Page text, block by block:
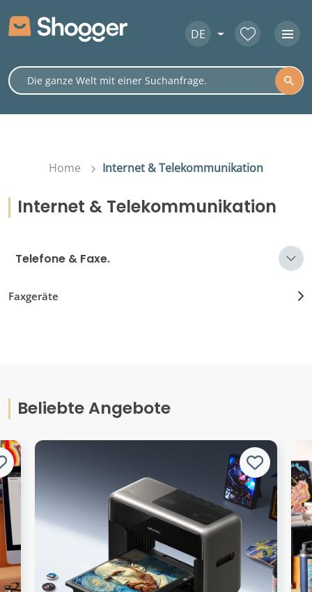
DE
Home Internet & Telekommunikation
Internet & Telekommunikation
Telefone & Faxe.
Faxgeräte
Beliebte Angebote